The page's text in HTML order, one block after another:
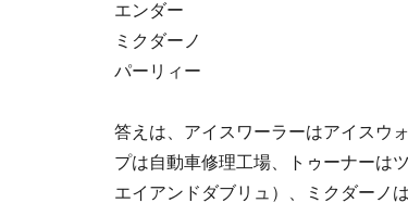
エンダー
ミクダーノ
パーリィー
答えは、アイスワーラーはアイスウ
プは自動車修理工場、トゥーナーは
エイアンドダブリュ）、ミクダーノ